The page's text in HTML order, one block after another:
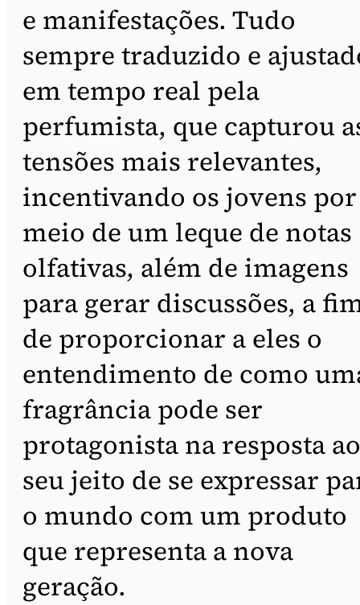
e manifestações. Tudo
sempre traduzido e
em tempo real pela
perfumista, que capturou
tensões mais relevantes,
incentivando os jovens por
meio de um leque de notas
olfativas, além de imagens
para gerar discussões, a
de proporcionar a eles o
entendimento de como
fragrância pode ser
protagonista na resposta ao
seu jeito de se expressar
o mundo com um produto
que representa a nova
geração.